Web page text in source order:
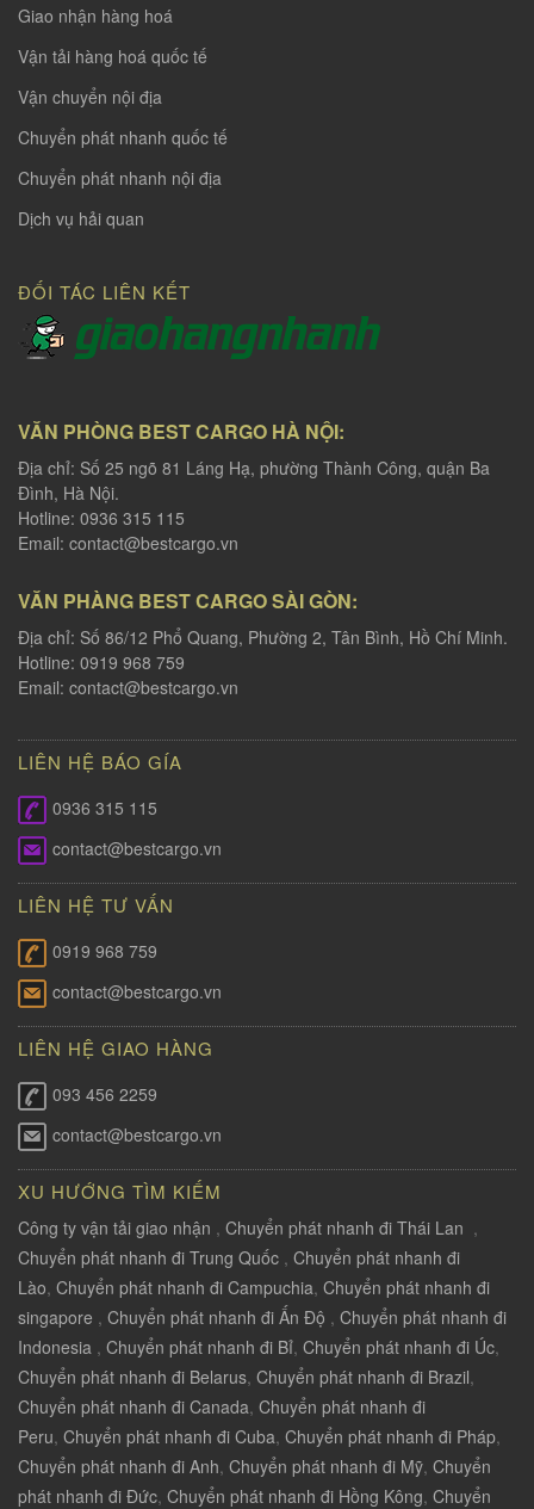
Giao nhận hàng hoá
Vận tải hàng hoá quốc tế
Vận chuyển nội địa
Chuyển phát nhanh quốc tế
Chuyển phát nhanh nội địa
Dịch vụ hải quan
ĐỐI TÁC LIÊN KẾT
VĂN PHÒNG BEST CARGO HÀ NỘI:
Địa chỉ: Số 25 ngõ 81 Láng Hạ, phường Thành Công, quận Ba
Đình, Hà Nội.
Hotline: 0936 315 115
Email: contact@bestcargo.vn
VĂN PHÀNG BEST CARGO SÀI GÒN:
Địa chỉ: Số 86/12 Phổ Quang, Phường 2, Tân Bình, Hồ Chí Minh.
Hotline: 0919 968 759
Email: contact@bestcargo.vn
LIÊN HỆ BÁO GÍA
0936 315 115
contact@bestcargo.vn
LIÊN HỆ TƯ VẤN
0919 968 759
contact@bestcargo.vn
LIÊN HỆ GIAO HÀNG
093 456 2259
contact@bestcargo.vn
XU HƯỚNG TÌM KIẾM
Công ty vận tải giao nhận , Chuyển phát nhanh đi Thái Lan ,
Chuyển phát nhanh đi Trung Quốc , Chuyển phát nhanh đi
Lào, Chuyển phát nhanh đi Campuchia, Chuyển phát nhanh đi
singapore , Chuyển phát nhanh đi Ấn Độ , Chuyển phát nhanh đi
Indonesia , Chuyển phát nhanh đi Bỉ, Chuyển phát nhanh đi Úc,
Chuyển phát nhanh đi Belarus, Chuyển phát nhanh đi Brazil,
Chuyển phát nhanh đi Canada, Chuyển phát nhanh đi
Peru, Chuyển phát nhanh đi Cuba, Chuyển phát nhanh đi Pháp,
Chuyển phát nhanh đi Anh, Chuyển phát nhanh đi Mỹ, Chuyển
phát nhanh đi Đức, Chuyển phát nhanh đi Hồng Kông, Chuyển